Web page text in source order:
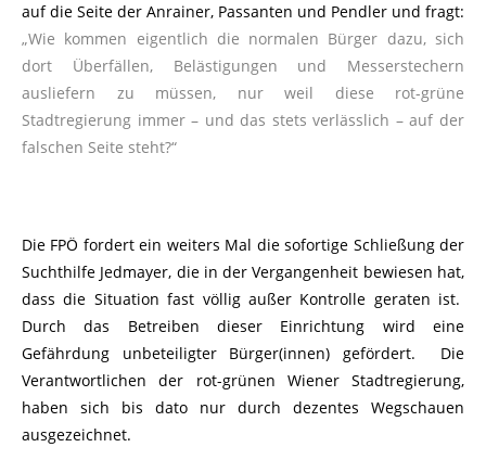
auf die Seite der Anrainer, Passanten und Pendler und fragt:
„Wie kommen eigentlich die normalen Bürger dazu, sich
dort Überfällen, Belästigungen und Messerstechern
ausliefern zu müssen, nur weil diese rot-grüne
Stadtregierung immer – und das stets verlässlich – auf der
falschen Seite steht?“
Die FPÖ fordert ein weiters Mal die sofortige Schließung der
Suchthilfe Jedmayer, die in der Vergangenheit bewiesen hat,
dass die Situation fast völlig außer Kontrolle geraten ist.
Durch das Betreiben dieser Einrichtung wird eine
Gefährdung unbeteiligter Bürger(innen) gefördert. Die
Verantwortlichen der rot-grünen Wiener Stadtregierung,
haben sich bis dato nur durch dezentes Wegschauen
ausgezeichnet.